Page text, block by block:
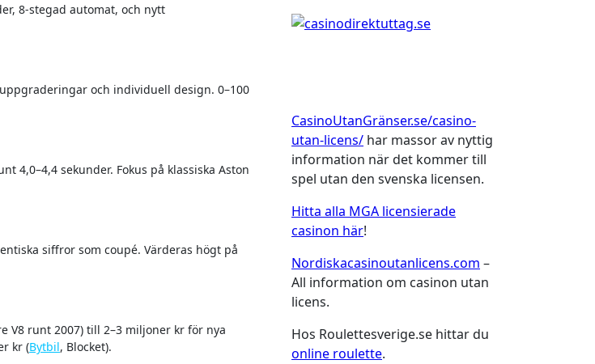
8-stegad automat, och nytt
och individuell design. 0–100
4,0–4,4 sekunder. Fokus på klassiska Aston
siffror som coupé. Värderas högt på
V8 runt 2007) till 2–3 miljoner kr för nya
kr (Bytbil, Blocket).
CasinoUtanGränser.se/casino-
utan-licens/ har massor av nyttig
information när det kommer till
spel utan den svenska licensen.
Hitta alla MGA licensierade
casinon här!
Nordiskacasinoutanlicens.com –
All information om casinon utan
licens.
Hos Roulettesverige.se hittar du
online roulette.